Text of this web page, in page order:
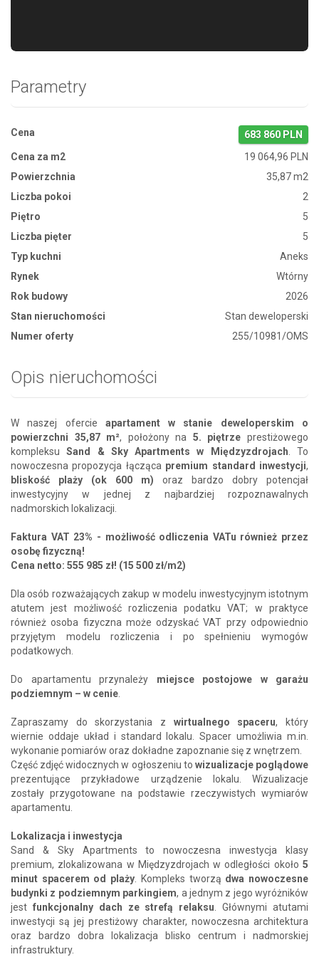
Parametry
Cena
683 860 PLN
Cena za m2
19 064,96 PLN
Powierzchnia
35,87 m2
Liczba pokoi
2
Piętro
5
Liczba pięter
5
Typ kuchni
Aneks
Rynek
Wtórny
Rok budowy
2026
Stan nieruchomości
Stan deweloperski
Numer oferty
255/10981/OMS
Opis nieruchomości
W naszej ofercie apartament w stanie deweloperskim o
powierzchni 35,87 m², położony na 5. piętrze prestiżowego
kompleksuSand & Sky Apartments w Międzyzdrojach . To
nowoczesna propozycja łącząca premium standard inwestycji,
bliskość plaży (ok 600 m) oraz bardzo dobry potencjał
inwestycyjny w jednej z najbardziej rozpoznawalnych
nadmorskich lokalizacji.
Faktura VAT 23% - możliwość odliczenia VATu również przez
osobę fizyczną!
Cena netto: 555 985 zł! (15 500 zł/m2)
Dla osób rozważających zakup w modelu inwestycyjnym istotnym
atutem jest możliwość rozliczenia podatku VAT; w praktyce
również osoba fizyczna może odzyskać VAT przy odpowiednio
przyjętym modelu rozliczenia i po spełnieniu wymogów
podatkowych.
Do apartamentu przynależy miejsce postojowe w garażu
podziemnym – w cenie
Zapraszamy do skorzystania z wirtualnego spaceru, który
wiernie oddaje układ i standard lokalu. Spacer umożliwia m.in.
wykonanie pomiarów oraz dokładne zapoznanie się z wnętrzem.
Część zdjęć widocznych w ogłoszeniu to wizualizacje poglądowe
prezentujące przykładowe urządzenie lokalu. Wizualizacje
zostały przygotowane na podstawie rzeczywistych wymiarów
apartamentu.
Lokalizacja i inwestycja
Sand & Sky Apartments to nowoczesna inwestycja klasy
premium, zlokalizowana w Międzyzdrojach w odległości około 5
minut spacerem od plaży . Kompleks tworzą dwa nowoczesne
budynki z podziemnym parkingiem, a jednym z jego wyróżników
jest funkcjonalny dach ze strefą relaksu . Głównymi atutami
inwestycji są jej prestiżowy charakter, nowoczesna architektura
oraz bardzo dobra lokalizacja blisko centrum i nadmorskiej
infrastruktury.